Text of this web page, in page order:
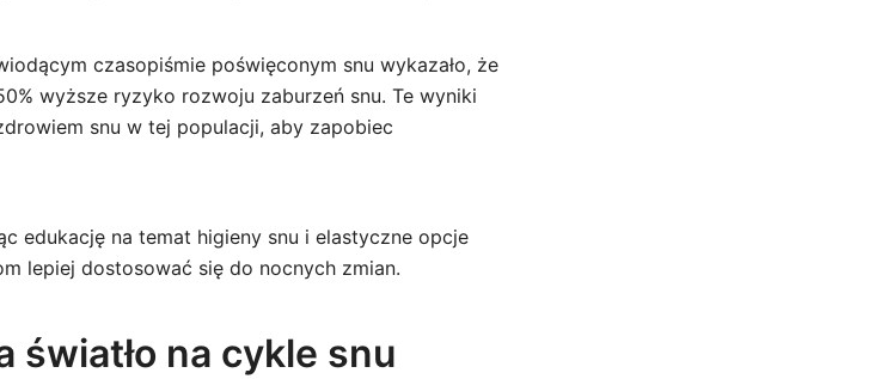
czasopiśmie poświęconym snu wykazało, że
wyższe ryzyko rozwoju zaburzeń snu. Te wyniki
snu w tej populacji, aby zapobiec
edukację na temat higieny snu i elastyczne opcje
lepiej dostosować się do nocnych zmian.
światło na cykle snu